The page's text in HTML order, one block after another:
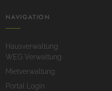
NAVIGATION
Hausverwaltung
WEG Verwaltung
Mietverwaltung
Portal Login